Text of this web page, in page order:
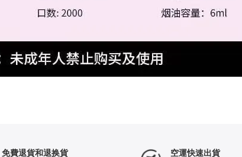
免費退貨和退换貨 空運快速出貨